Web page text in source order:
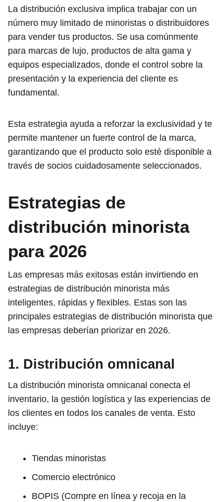
La distribución exclusiva implica trabajar con un
número muy limitado de minoristas o distribuidores
para vender tus productos. Se usa comúnmente
para marcas de lujo, productos de alta gama y
equipos especializados, donde el control sobre la
presentación y la experiencia del cliente es
fundamental.
Esta estrategia ayuda a reforzar la exclusividad y te
permite mantener un fuerte control de la marca,
garantizando que el producto solo esté disponible a
través de socios cuidadosamente seleccionados.
Estrategias de
distribución minorista
para 2026
Las empresas más exitosas están invirtiendo en
estrategias de distribución minorista más
inteligentes, rápidas y flexibles. Estas son las
principales estrategias de distribución minorista que
las empresas deberían priorizar en 2026.
1. Distribución omnicanal
La distribución minorista omnicanal conecta el
inventario, la gestión logística y las experiencias de
los clientes en todos los canales de venta. Esto
incluye:
Tiendas minoristas
Comercio electrónico
BOPIS (Compre en línea y recoja en la